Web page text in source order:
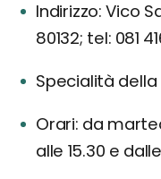
Indirizzo: Vico
80132; tel: 081
Specialità
Orari: da
alle 15.30 e